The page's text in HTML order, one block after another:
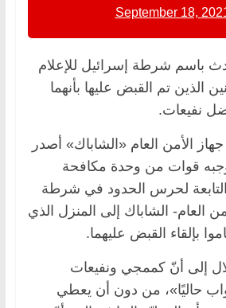
September 18,
باسم شرطة إسرائيل للإعلام
الذين تم القبض عليها بأنهما
نفيعات.
الأمن العام «الشاباك» أصدر
قوات من وحدة مكافحة
التابعة لحرس الحدود في شرطة
العام- الشاباك إلى المنزل الذي
بإلقاء القبض عليهما.
إلى أنّ كممجي ونفيعات
حاليًا»، من دون أن يعطي